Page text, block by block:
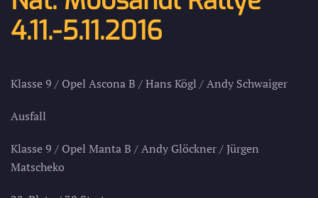
4.11.-5.11.2016
Klasse 9 / Opel Ascona B / Hans Kögl / Andy Schwaiger
Ausfall
Klasse 9 / Opel Manta B / Andy Glöckner / Jürgen
Matscheko